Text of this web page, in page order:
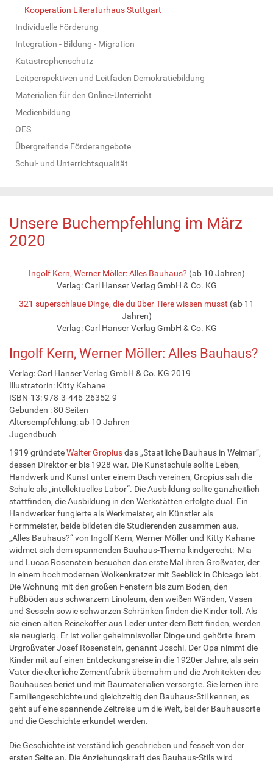
Kooperation Literaturhaus Stuttgart
Individuelle Förderung
Integration - Bildung - Migration
Katastrophenschutz
Leitperspektiven und Leitfaden Demokratiebildung
Materialien für den Online-Unterricht
Medienbildung
OES
Übergreifende Förderangebote
Schul- und Unterrichtsqualität
Unsere Buchempfehlung im März
2020
Ingolf Kern, Werner Möller: Alles Bauhaus? (ab 10 Jahren)
Verlag: Carl Hanser Verlag GmbH & Co. KG
321 superschlaue Dinge, die du über Tiere wissen musst (ab 11
Jahren)
Verlag: Carl Hanser Verlag GmbH & Co. KG
Ingolf Kern, Werner Möller: Alles Bauhaus?
Verlag: Carl Hanser Verlag GmbH & Co. KG 2019
Illustratorin: Kitty Kahane
ISBN-13: 978-3-446-26352-9
Gebunden : 80 Seiten
Altersempfehlung: ab 10 Jahren
Jugendbuch
1919 gründeteWalter Gropiusdas „Staatliche Bauhaus in Weimar“,
dessen Direktor er bis 1928 war. Die Kunstschule sollte Leben,
Handwerk und Kunst unter einem Dach vereinen, Gropius sah die
Schule als „intellektuelles Labor“. Die Ausbildung sollte ganzheitlich
stattfinden, die Ausbildung in den Werkstätten erfolgte dual. Ein
Handwerker fungierte als Werkmeister, ein Künstler als
Formmeister, beide bildeten die Studierenden zusammen aus.
„Alles Bauhaus?“ von Ingolf Kern, Werner Möller und Kitty Kahane
widmet sich dem spannenden Bauhaus-Thema kindgerecht: Mia
und Lucas Rosenstein besuchen das erste Mal ihren Großvater, der
in einem hochmodernen Wolkenkratzer mit Seeblick in Chicago lebt.
Die Wohnung mit den großen Fenstern bis zum Boden, den
Fußböden aus schwarzem Linoleum, den weißen Wänden, Vasen
und Sesseln sowie schwarzen Schränken finden die Kinder toll. Als
sie einen alten Reisekoffer aus Leder unter dem Bett finden, werden
sie neugierig. Er ist voller geheimnisvoller Dinge und gehörte ihrem
Urgroßvater Josef Rosenstein, genannt Joschi. Der Opa nimmt die
Kinder mit auf einen Entdeckungsreise in die 1920er Jahre, als sein
Vater die elterliche Zementfabrik übernahm und die Architekten des
Bauhauses beriet und mit Baumaterialien versorgte. Sie lernen ihre
Familiengeschichte und gleichzeitig den Bauhaus-Stil kennen, es
geht auf eine spannende Zeitreise um die Welt, bei der Bauhausorte
und die Geschichte erkundet werden.
Die Geschichte ist verständlich geschrieben und fesselt von der
ersten Seite an. Die Anziehungskraft des Bauhaus-Stils wird